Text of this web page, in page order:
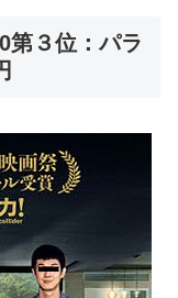
第３位：パラ